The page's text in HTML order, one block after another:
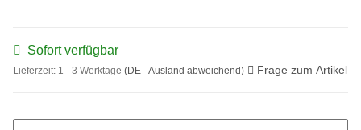
Sofort verfügbar
Lieferzeit: 1 - 3 Werktage (DE - Ausland abweichend) Frage zum Artikel